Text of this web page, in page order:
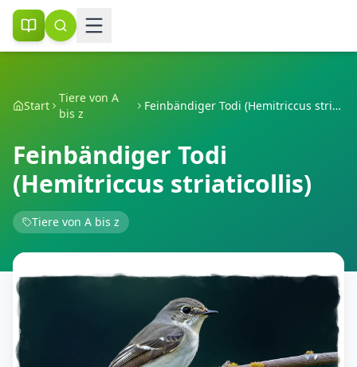
Start
Tiere von A
bis z
Feinbändiger Todi (Hemitriccus striaticollis)
Feinbändiger Todi
(Hemitriccus striaticollis)
Tiere von A bis z